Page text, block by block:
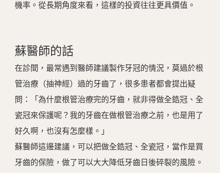
機率。從長期角度來看，這樣的投資往往更具價值。
蘇醫師的話
在診間，最常遇到醫師建議製作牙冠的情況，莫過於根
管治療（抽神經）過的牙齒了，很多患者都會提出疑
問：「為什麼根管治療完的牙齒，就非得做全鋯冠、全
瓷冠來保護呢？我的牙齒在做根管治療之前，也是用了
好久啊，也沒有怎麼樣。」
蘇醫師這邊建議，可以把做全鋯冠、全瓷冠，當作是買
牙齒的保險，做了可以大大降低牙齒日後碎裂的風險。